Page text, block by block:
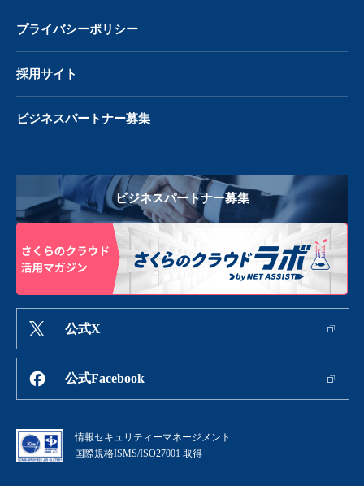
プライバシーポリシー
採用サイト
ビジネスパートナー募集
ビジネスパートナー募集
公式X
公式Facebook
情報セキュリティーマネージメント
国際規格ISMS/ISO27001 取得